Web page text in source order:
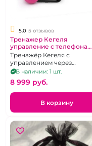
5.0 5 отзывов
Тренажер Кегеля
управление с телефона
"Magic Vini" розовый
Тренажёр Кегеля с
управлением через
приложение
В наличии: 1 шт.
8 999 pуб.
В корзину